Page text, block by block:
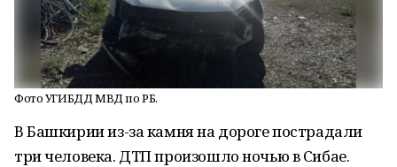
Фото УГИБДД МВД по РБ.
В Башкирии из-за камня на дороге пострадали
три человека. ДТП произошло ночью в Сибае.